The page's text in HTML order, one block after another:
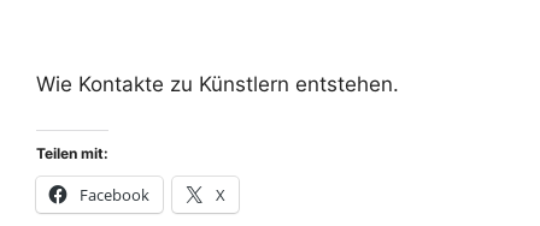
Wie Kontakte zu Künstlern entstehen.
Teilen mit:
Facebook X
Februar 2016
Januar 2016